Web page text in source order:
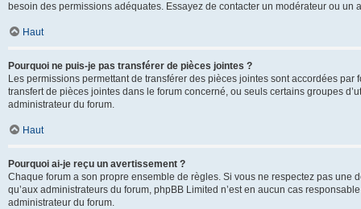
besoin des permissions adéquates. Essayez de contacter un modérateur ou
Haut
Pourquoi ne puis-je pas transférer de pièces jointes ?
Les permissions permettant de transférer des pièces jointes sont accordées
transfert de pièces jointes dans le forum concerné, ou seuls certains groupes
administrateur du forum.
Haut
Pourquoi ai-je reçu un avertissement ?
Chaque forum a son propre ensemble de règles. Si vous ne respectez pas une
qu’aux administrateurs du forum, phpBB Limited n’est en aucun cas
administrateur du forum.